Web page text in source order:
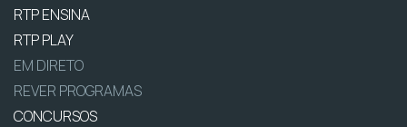
RTP ENSINA
RTP PLAY
EM DIRETO
REVER PROGRAMAS
CONCURSOS